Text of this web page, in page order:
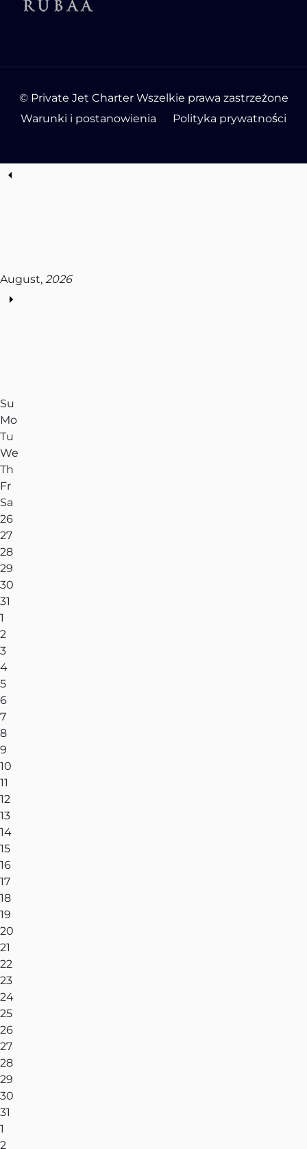
© Private Jet Charter Wszelkie prawa zastrzeżone
Warunki i postanowienia
Polityka prywatności
August, 2026
Su
Mo
Tu
We
Th
Fr
Sa
26
27
28
29
30
31
1
2
3
4
5
6
7
8
9
10
11
12
13
14
15
16
17
18
19
20
21
22
23
24
25
26
27
28
29
30
31
1
2